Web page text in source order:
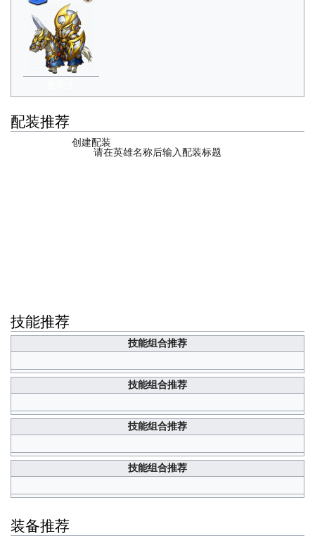
配装推荐
创建配装
请在英雄名称后输入配装标题
技能推荐
技能组合推荐
技能组合推荐
技能组合推荐
技能组合推荐
装备推荐